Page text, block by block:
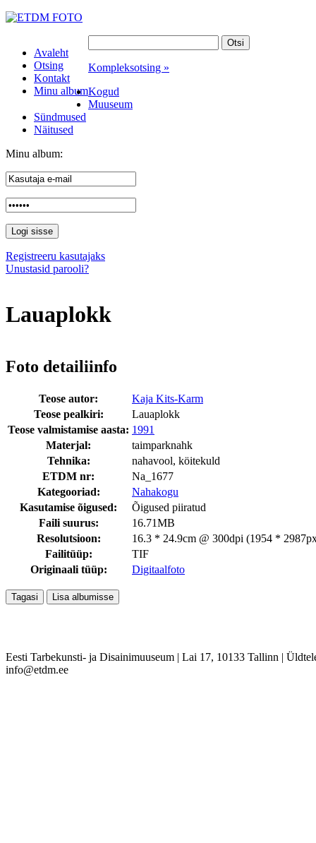
Avaleht
Otsing
Kontakt
Minu album
Kompleksotsing »
Kogud
Muuseum
Sündmused
Näitused
Minu album:
Registreeru kasutajaks
Unustasid parooli?
Lauaplokk
Foto detailiinfo
Teose autor:
Kaja Kits-Karm
Teose pealkiri:
Lauaplokk
Teose valmistamise aasta: 1991
Materjal:
taimparknahk
Tehnika:
nahavool, köitekuld
ETDM nr:
Na_1677
Kategooriad:
Nahakogu
Kasutamise õigused:
Õigused piiratud
Faili suurus:
16.71MB
Resolutsioon:
16.3 * 24.9cm @ 300dpi (1954 *
Failitüüp:
TIF
Originaali tüüp:
Digitaalfoto
Eesti Tarbekunsti- ja Disainimuuseum | Lai 17, 10133 Tallinn |
info@etdm.ee